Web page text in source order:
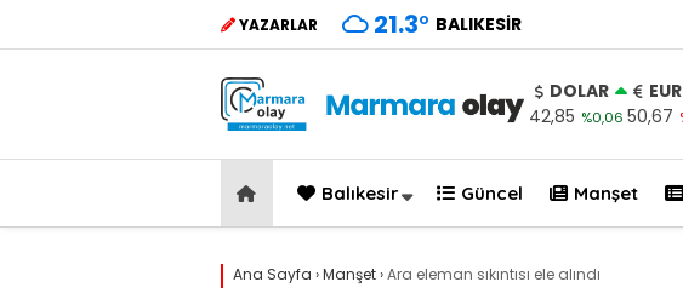
YAZARLAR 21.3° BALIKESIR
DOLAR
42,85 %0,06 50,67
Balıkesir Güncel Manşet
Ana Sayfa ›Manşet›Ara eleman sıkıntısı ele alındı